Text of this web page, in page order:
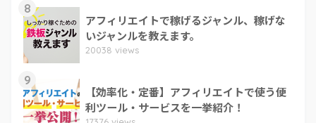
8
アフィリエイトで稼げるジャンル、稼げな
いジャンルを教えます。
20038 views
9
【効率化・定番】アフィリエイトで使う便
利ツール・サービスを一挙紹介！